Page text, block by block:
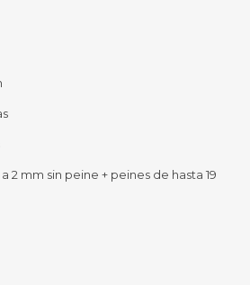
2 mm sin peine + peines de hasta 19